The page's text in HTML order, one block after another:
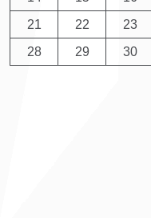
21
22 23
28
29 30